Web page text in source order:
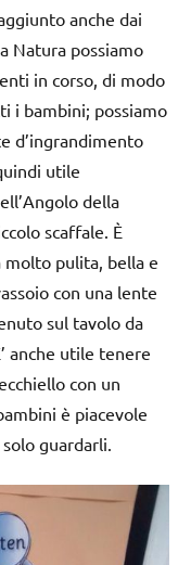
anche dai
Natura possiamo
in corso, di modo
i bambini; possiamo
d’ingrandimento
utile
della
scaffale. È
pulita, bella e
con una lente
sul tavolo da
anche utile tenere
con un
è piacevole
guardarli.